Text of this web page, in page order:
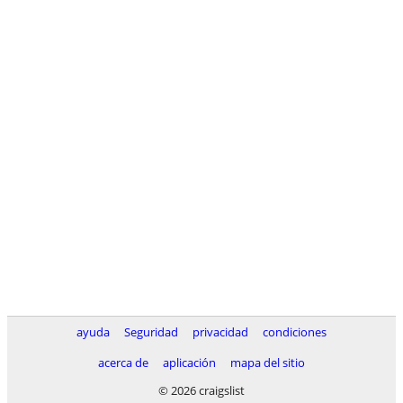
ayuda Seguridad privacidad
condiciones
acerca de
aplicación
mapa del sitio
© 2026 craigslist